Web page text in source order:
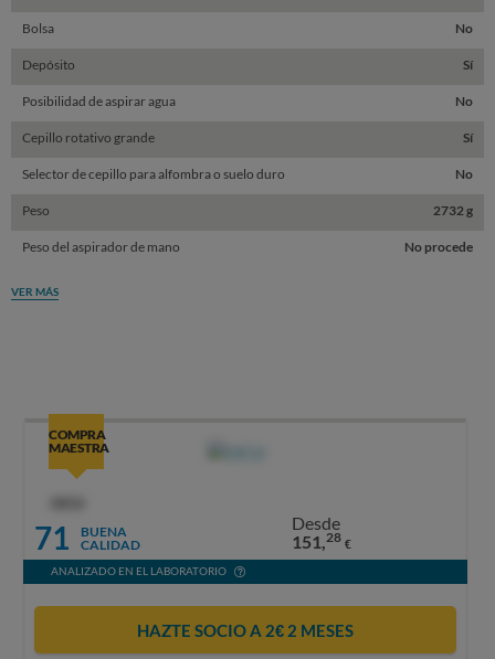
Bolsa No
Depósito Sí
Posibilidad de aspirar agua No
Cepillo rotativo grande Sí
Selector de cepillo para alfombra o suelo duro No
Peso 2732 g
Peso del aspirador de mano No procede
VER MÁS
COMPRA
MAESTRA
71
BUENA
CALIDAD
Desde
151,28 €
ANALIZADO EN EL LABORATORIO
HAZTE SOCIO A 2€ 2 MESES